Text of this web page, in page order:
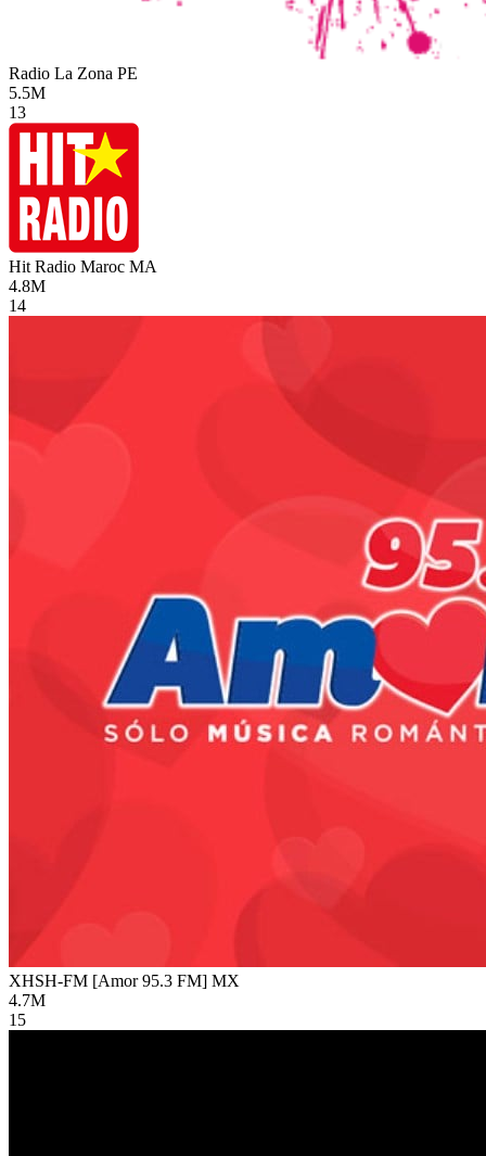
Radio La Zona PE
5.5M
13
Hit Radio Maroc MA
4.8M
14
XHSH-FM [Amor 95.3 FM] MX
4.7M
15